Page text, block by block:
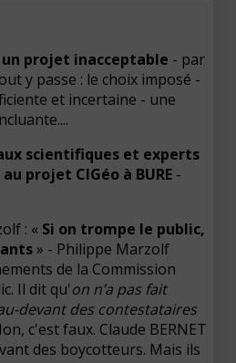
un projet inacceptable - par
y passe : le choix imposé -
et incertaine - une
scientifiques et experts
projet CIGéo à BURE -
: « Si on trompe le public,
» - Philippe Marzolf
de la Commission
Il dit qu'on n’a pas fait
devant des contestataires
c'est faux. Claude BERNET
des boycotteurs. Mais ils